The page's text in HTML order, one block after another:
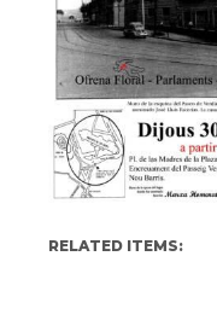
RELATED ITEMS: